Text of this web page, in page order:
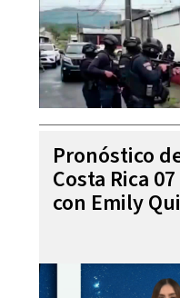
Pronóstico
Costa Rica
con Emily